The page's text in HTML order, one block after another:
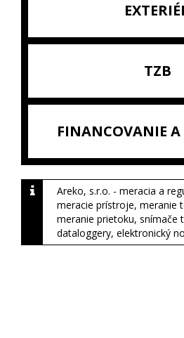
TZB
FINANCOVANIE A
Areko, s.r.o. - meracia a
meracie prístroje, meranie
meranie prietoku, snímače
dataloggery, elektronický